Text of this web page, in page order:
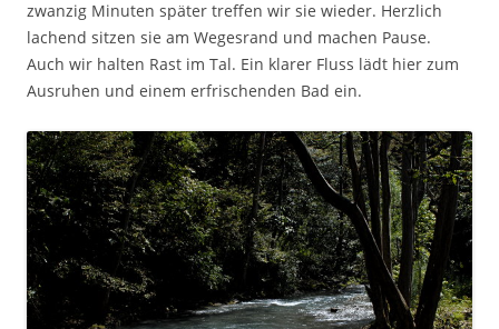
zwanzig Minuten später treffen wir sie wieder. Herzlich
lachend sitzen sie am Wegesrand und machen Pause.
Auch wir halten Rast im Tal. Ein klarer Fluss lädt hier zum
Ausruhen und einem erfrischenden Bad ein.